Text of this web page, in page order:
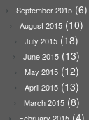
September 2015(6)
August 2015 (10)
July 2015 (18)
June 2015 (13)
May 2015(12)
April 2015(13)
March 2015(8)
February 2015(4)